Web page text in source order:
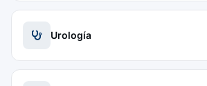
Urología